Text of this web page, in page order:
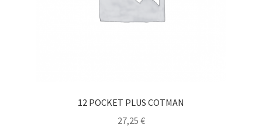
12 POCKET PLUS COTMAN
27,25 €